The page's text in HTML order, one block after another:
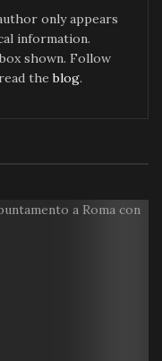
only appears
information.
shown. Follow
theblog.